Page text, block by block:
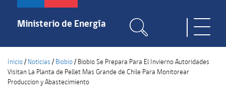
Pasar
contenido
Ministerio de Energía
Inicio/ Noticias / Biobio/ Biobio Se Prepara Para El Invierno Autoridades
Visitan La Planta de Pellet Mas Grande de Chile Para Monitorear
Produccion y Abastecimiento